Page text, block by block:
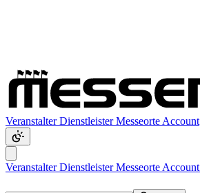
VeranstalterDienstleisterMesseorte Account
VeranstalterDienstleisterMesseorte Account